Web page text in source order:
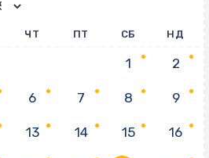
ЧТ ПТ СБ НД
1 2
6 7 8 9
13 14 15 16